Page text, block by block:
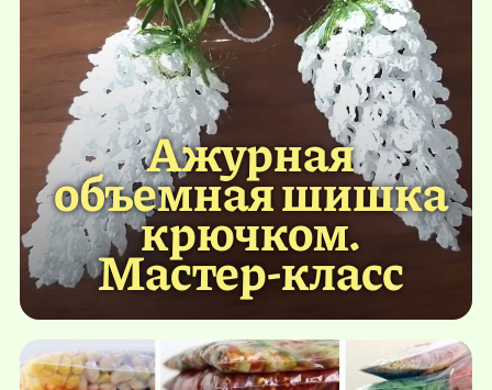
Ажурная
объемная шишка
крючком.
Мастер-класс